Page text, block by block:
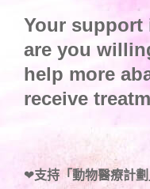
Your support
are you
help more
receive
❤支持「動物醫療計劃